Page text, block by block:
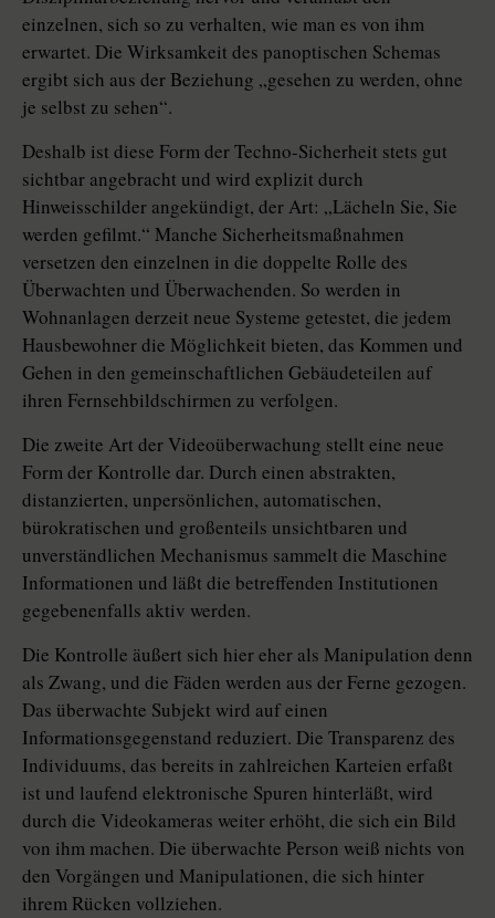
einzelnen, sich so zu verhalten, wie man es von ihm
erwartet. Die Wirksamkeit des panoptischen Schemas
ergibt sich aus der Beziehung „gesehen zu werden, ohne
je selbst zu sehen“.
Deshalb ist diese Form der Techno-Sicherheit stets gut
sichtbar angebracht und wird explizit durch
Hinweisschilder angekündigt, der Art: „Lächeln Sie, Sie
werden gefilmt.“ Manche Sicherheitsmaßnahmen
versetzen den einzelnen in die doppelte Rolle des
Überwachten und Überwachenden. So werden in
Wohnanlagen derzeit neue Systeme getestet, die jedem
Hausbewohner die Möglichkeit bieten, das Kommen und
Gehen in den gemeinschaftlichen Gebäudeteilen auf
ihren Fernsehbildschirmen zu verfolgen.
Die zweite Art der Videoüberwachung stellt eine neue
Form der Kontrolle dar. Durch einen abstrakten,
distanzierten, unpersönlichen, automatischen,
bürokratischen und großenteils unsichtbaren und
unverständlichen Mechanismus sammelt die Maschine
Informationen und läßt die betreffenden Institutionen
gegebenenfalls aktiv werden.
Die Kontrolle äußert sich hier eher als Manipulation denn
als Zwang, und die Fäden werden aus der Ferne gezogen.
Das überwachte Subjekt wird auf einen
Informationsgegenstand reduziert. Die Transparenz des
Individuums, das bereits in zahlreichen Karteien erfaßt
ist und laufend elektronische Spuren hinterläßt, wird
durch die Videokameras weiter erhöht, die sich ein Bild
von ihm machen. Die überwachte Person weiß nichts von
den Vorgängen und Manipulationen, die sich hinter
ihrem Rücken vollziehen.